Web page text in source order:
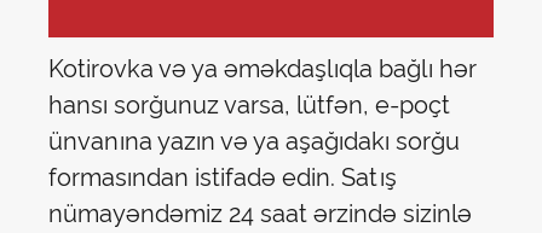
Kotirovka və ya əməkdaşlıqla bağlı hər
hansı sorğunuz varsa, lütfən, e-poçt
ünvanına yazın və ya aşağıdakı sorğu
formasından istifadə edin. Satış
nümayəndəmiz 24 saat ərzində sizinlə